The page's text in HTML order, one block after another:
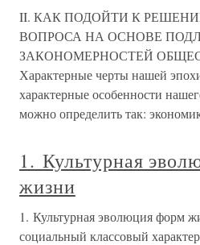
II. КАК ПОДОЙТИ К
ВОПРОСА НА ОСНОВЕ
ЗАКОНОМЕРНОСТЕЙ
Характерные черты нашей
характерные особенности
можно определить так:
1. Культурная
жизни
1. Культурная эволюция форм
социальный классовый